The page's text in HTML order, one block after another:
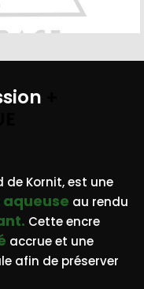
de Kornit, est une
au rendu
Cette encre
accrue et une
afin de préserver